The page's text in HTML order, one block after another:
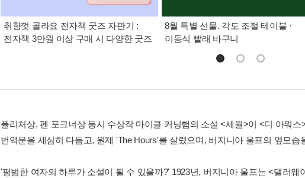
취향껏 골라요 전자책 굿즈 자판기 :
전자책 3만원 이상 구매 시 다양한 굿즈
8월 특별 선물. 각도 조절 테이블 ·
이동식 빨래 바구니
퓰리처상, 펜 포크너상 동시 수상작 마이클 커닝햄의 소설 <세월>이 <디 아워
번역문을 세심히 다듬고, 원제 'The Hours'를 살렸으며, 버지니아 울프의 옆모
'평범한 여자의 하루가 소설이 될 수 있을까?' 1923년, 버지니아 울프는 <댈러웨